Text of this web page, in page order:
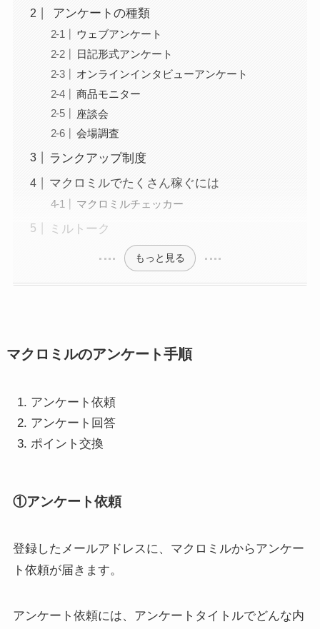
アンケートの種類
ウェブアンケート
日記形式アンケート
オンラインインタビューアンケート
商品モニター
座談会
会場調査
ランクアップ制度
マクロミルでたくさん稼ぐには
マクロミルチェッカー
ミルトーク
もっと見る
マクロミルのアンケート手順
アンケート依頼
アンケート回答
ポイント交換
①アンケート依頼
登録したメールアドレスに、マクロミルからアンケー
ト依頼が届きます。
アンケート依頼には、アンケートタイトルでどんな内